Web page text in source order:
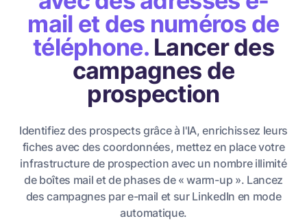
mail et des numéros de
téléphone.Lancer des
campagnes de
prospection
Identifiez des prospects grâce à l'IA, enrichissez leurs
fiches avec des coordonnées, mettez en place votre
infrastructure de prospection avec un nombre illimité
de boîtes mail et de phases de « warm-up ». Lancez
des campagnes par e-mail et sur LinkedIn en mode
automatique.